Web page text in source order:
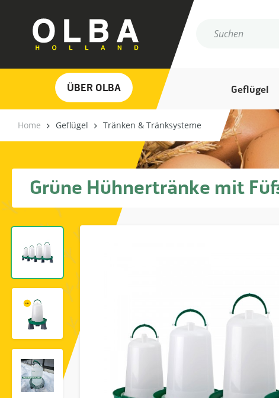
ÜBER OLBA Geflügel
Home Geflügel Tränken & Tränksysteme
Grüne Hühnertränke mit